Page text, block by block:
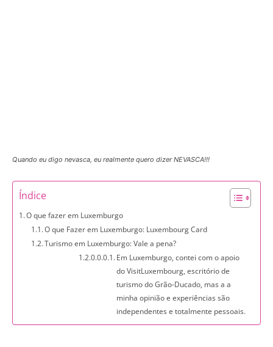
Quando eu digo nevasca, eu realmente quero dizer NEVASCA!!!
Índice
O que fazer em Luxemburgo
O que Fazer em Luxemburgo: Luxembourg Card
Turismo em Luxemburgo: Vale a pena?
Em Luxemburgo, contei com o apoio
do VisitLuxembourg, escritório de
turismo do Grão-Ducado, mas a a
minha opinião e experiências são
independentes e totalmente pessoais.